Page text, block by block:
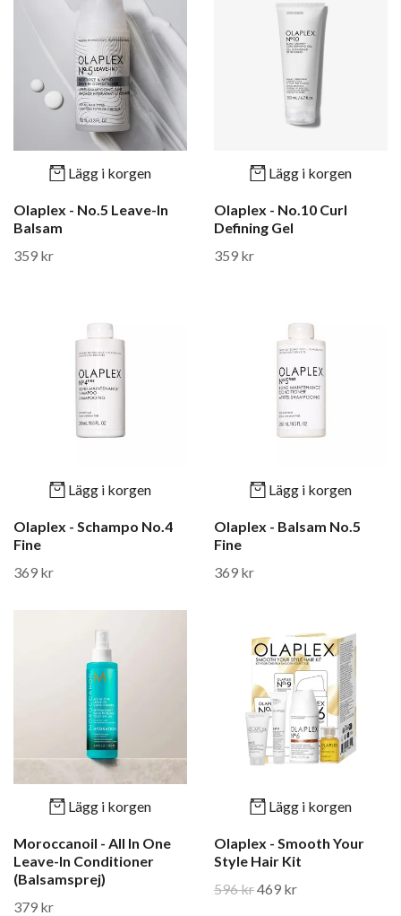
Lägg i korgen
Olaplex - No.5 Leave-In
Balsam
359 kr
Lägg i korgen
Olaplex - No.10 Curl
Defining Gel
359 kr
Lägg i korgen
Olaplex - Schampo No.4
Fine
369 kr
Lägg i korgen
Olaplex - Balsam No.5
Fine
369 kr
Lägg i korgen
Moroccanoil - All In One
Leave-In Conditioner
(Balsamsprej)
379 kr
Lägg i korgen
Olaplex - Smooth Your
Style Hair Kit
596 kr469 kr